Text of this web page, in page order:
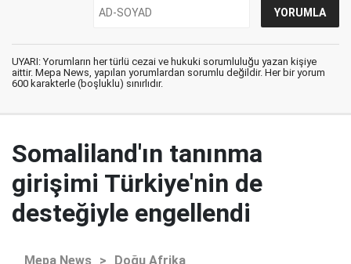
UYARI: Yorumların her türlü cezai ve hukuki sorumluluğu yazan kişiye
aittir. Mepa News, yapılan yorumlardan sorumlu değildir. Her bir yorum
600 karakterle (boşluklu) sınırlıdır.
Somaliland'ın tanınma
girişimi Türkiye'nin de
desteğiyle engellendi
Mepa News > Doğu Afrika